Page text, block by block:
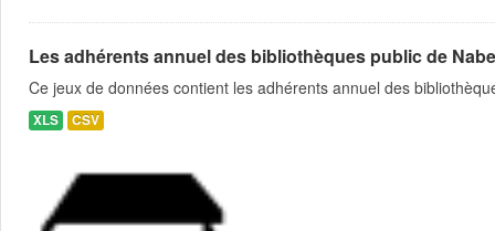
Les adhérents annuel des bibliothèques public de
Ce jeux de données contient les adhérents annuel des
XLS CSV